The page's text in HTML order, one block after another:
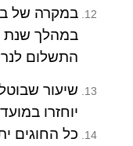
במקרה של
במהלך שנת
התשלום
שיעור
יוחזרו
כל החוגים